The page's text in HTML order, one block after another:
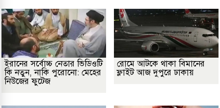
ইরানের সর্বোচ্চ নেতার ভিডিওটি
কি নতুন, নাকি পুরোনো: মেহের
নিউজের ফুটেজ
রোমে আটকে থাকা বিমানের
ফ্লাইট আজ দুপুরে ঢাকায়